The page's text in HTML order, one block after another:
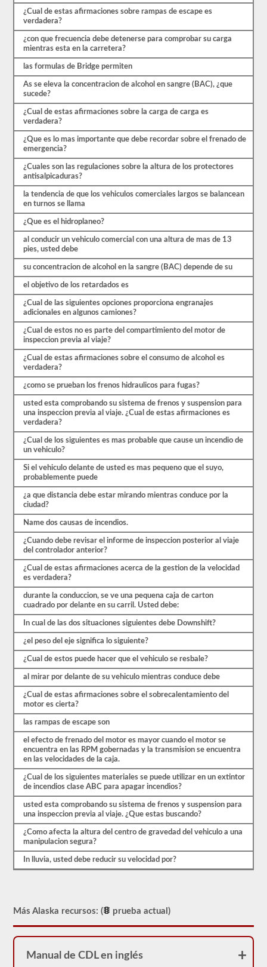
preguntas
están
cubiertas
por
manual
de
controladores
CDL
Alaska
2026,
pero
puede
confuso
mucha
información
en
libro.
Nuestras
pruebas
de
práctica
eliminan
el
estrés
preguntas
con
que
hacen
que
pasar
sea
muy
fácil.
Tenemos
400
preguntas
que
pertenecen
examen
Conocimiento
general
distribuidas
ocho
exámenes
práctica
disponibles
de
forma
gratuita.
Asegúrate
realizar
todas
las
pruebas
tener
buen
del
antes
salir
para
tomar
examen
real.
¿Cual de estas afirmaciones sobre rampas de escape es
verdadera?
¿con que frecuencia debe detenerse para comprobar su carga
mientras esta en la carretera?
las formulas de Bridge permiten
As se eleva la concentracion de alcohol en sangre (BAC), ¿que
sucede?
¿Cual de estas afirmaciones sobre la carga de carga es
verdadera?
¿Que es lo mas importante que debe recordar sobre el frenado de
emergencia?
¿Cuales son las regulaciones sobre la altura de los protectores
antisalpicaduras?
la tendencia de que los vehiculos comerciales largos se balancean
en turnos se llama
¿Que es el hidroplaneo?
al conducir un vehiculo comercial con una altura de mas de 13
pies, usted debe
su concentracion de alcohol en la sangre (BAC) depende de su
el objetivo de los retardados es
¿Cual de las siguientes opciones proporciona engranajes
adicionales en algunos camiones?
¿Cual de estos no es parte del compartimiento del motor de
inspeccion previa al viaje?
¿Cual de estas afirmaciones sobre el consumo de alcohol es
verdadera?
¿como se prueban los frenos hidraulicos para fugas?
usted esta comprobando su sistema de frenos y suspension para
una inspeccion previa al viaje. ¿Cual de estas afirmaciones es
verdadera?
¿Cual de los siguientes es mas probable que cause un incendio de
un vehiculo?
Si el vehiculo delante de usted es mas pequeno que el suyo,
probablemente puede
¿a que distancia debe estar mirando mientras conduce por la
ciudad?
Name dos causas de incendios.
¿Cuando debe revisar el informe de inspeccion posterior al viaje
del controlador anterior?
¿Cual de estas afirmaciones acerca de la gestion de la velocidad
es verdadera?
durante la conduccion, se ve una pequena caja de carton
cuadrado por delante en su carril. Usted debe:
In cual de las dos situaciones siguientes debe Downshift?
¿el peso del eje significa lo siguiente?
¿Cual de estos puede hacer que el vehiculo se resbale?
al mirar por delante de su vehiculo mientras conduce debe
¿Cual de estas afirmaciones sobre el sobrecalentamiento del
motor es cierta?
las rampas de escape son
el efecto de frenado del motor es mayor cuando el motor se
encuentra en las RPM gobernadas y la transmision se encuentra
en las velocidades de la caja.
¿Cual de los siguientes materiales se puede utilizar en un extintor
de incendios clase ABC para apagar incendios?
usted esta comprobando su sistema de frenos y suspension para
una inspeccion previa al viaje. ¿Que estas buscando?
¿Como afecta la altura del centro de gravedad del vehiculo a una
manipulacion segura?
In lluvia, usted debe reducir su velocidad por?
Más Alaska recursos: ( prueba actual)
Manual de CDL en inglés